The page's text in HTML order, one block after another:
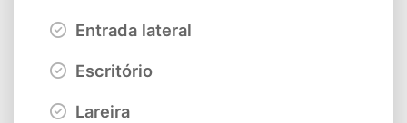
Entrada lateral
Escritório
Lareira